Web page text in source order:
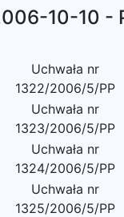
10-10 -
Uchwała nr
1322/2006/5/PP
Uchwała nr
1323/2006/5/PP
Uchwała nr
1324/2006/5/PP
Uchwała nr
1325/2006/5/PP